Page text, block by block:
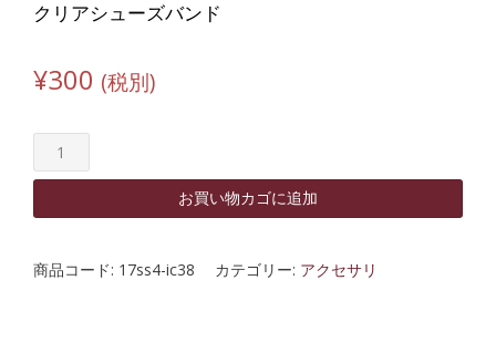
クリアシューズバンド
¥300 (税別)
リ
シ
ー
ズ
お買い物カゴに追加
商品コード: 17ss4-ic38 カテゴリー: アクセサリ